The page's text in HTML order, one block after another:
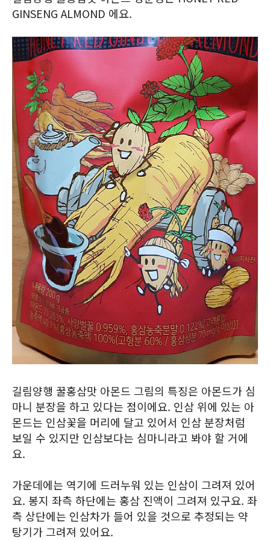
GINSENG ALMOND 에요.
길림양행 꿀홍삼맛 아몬드 그림의 특징은 아몬드가 심
마니 분장을 하고 있다는 점이에요. 인삼 위에 있는 아
몬드는 인삼꽃을 머리에 달고 있어서 인삼 분장처럼
보일 수 있지만 인삼보다는 심마니라고 봐야 할 거에
요.
가운데에는 역기에 드러누워 있는 인삼이 그려져 있어
요. 봉지 좌측 하단에는 홍삼 진액이 그려져 있구요. 좌
측 상단에는 인삼차가 들어 있을 것으로 추정되는 약
탕기가 그려져 있어요.